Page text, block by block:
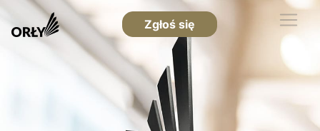
Zgłoś się